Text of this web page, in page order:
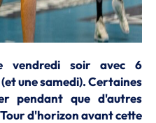
vendredi soir avec 6
une samedi). Certaines
pendant que d'autres
d'horizon avant cette